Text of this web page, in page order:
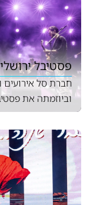
פסטיבל
חברת סל אירועים
וביוזמתה את